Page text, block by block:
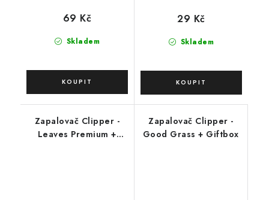
Skladem
69 Kč
Skladem
29 Kč
Zapalovač Clipper -
Leaves Premium +
Zapalovač Clipper -
Good Grass + Giftbox